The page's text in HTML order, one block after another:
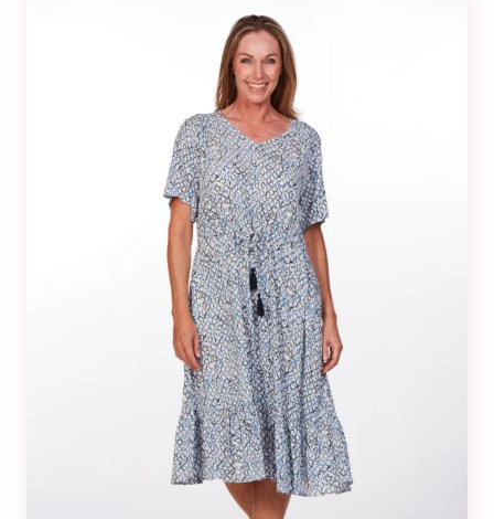
Tilastot
Voidaksemme
parantaa
sivuston
toiminnallisuutta
ja rakennetta
sen perusteella
kuinka sitä
käytetään.
Kokemus
Jotta sivustomme
toimisi
mahdollisimman
hyvin vierailusi
aikana. Jos et salli
näitä evästeitä,
osa
toiminnallisuudesta
ei tule olemaan
käytettävissäsi
sivustolla.
Markkinointi
Jos jaat huomiosi
ja toimesi
sivustollamme, on